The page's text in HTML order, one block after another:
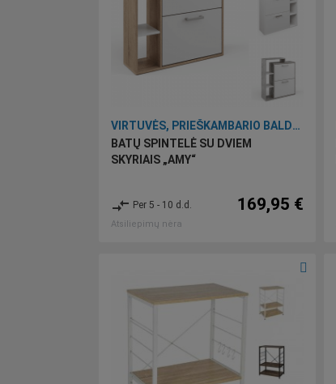
VIRTUVĖS, PRIEŠKAMBARIO BALDAI BEI ĮRANKIAI
BATŲ SPINTELĖ SU DVIEM
SKYRIAIS „AMY“
compare_arrows Per 5 - 10 d.d.
Atsiliepimų nėra
169,95 €